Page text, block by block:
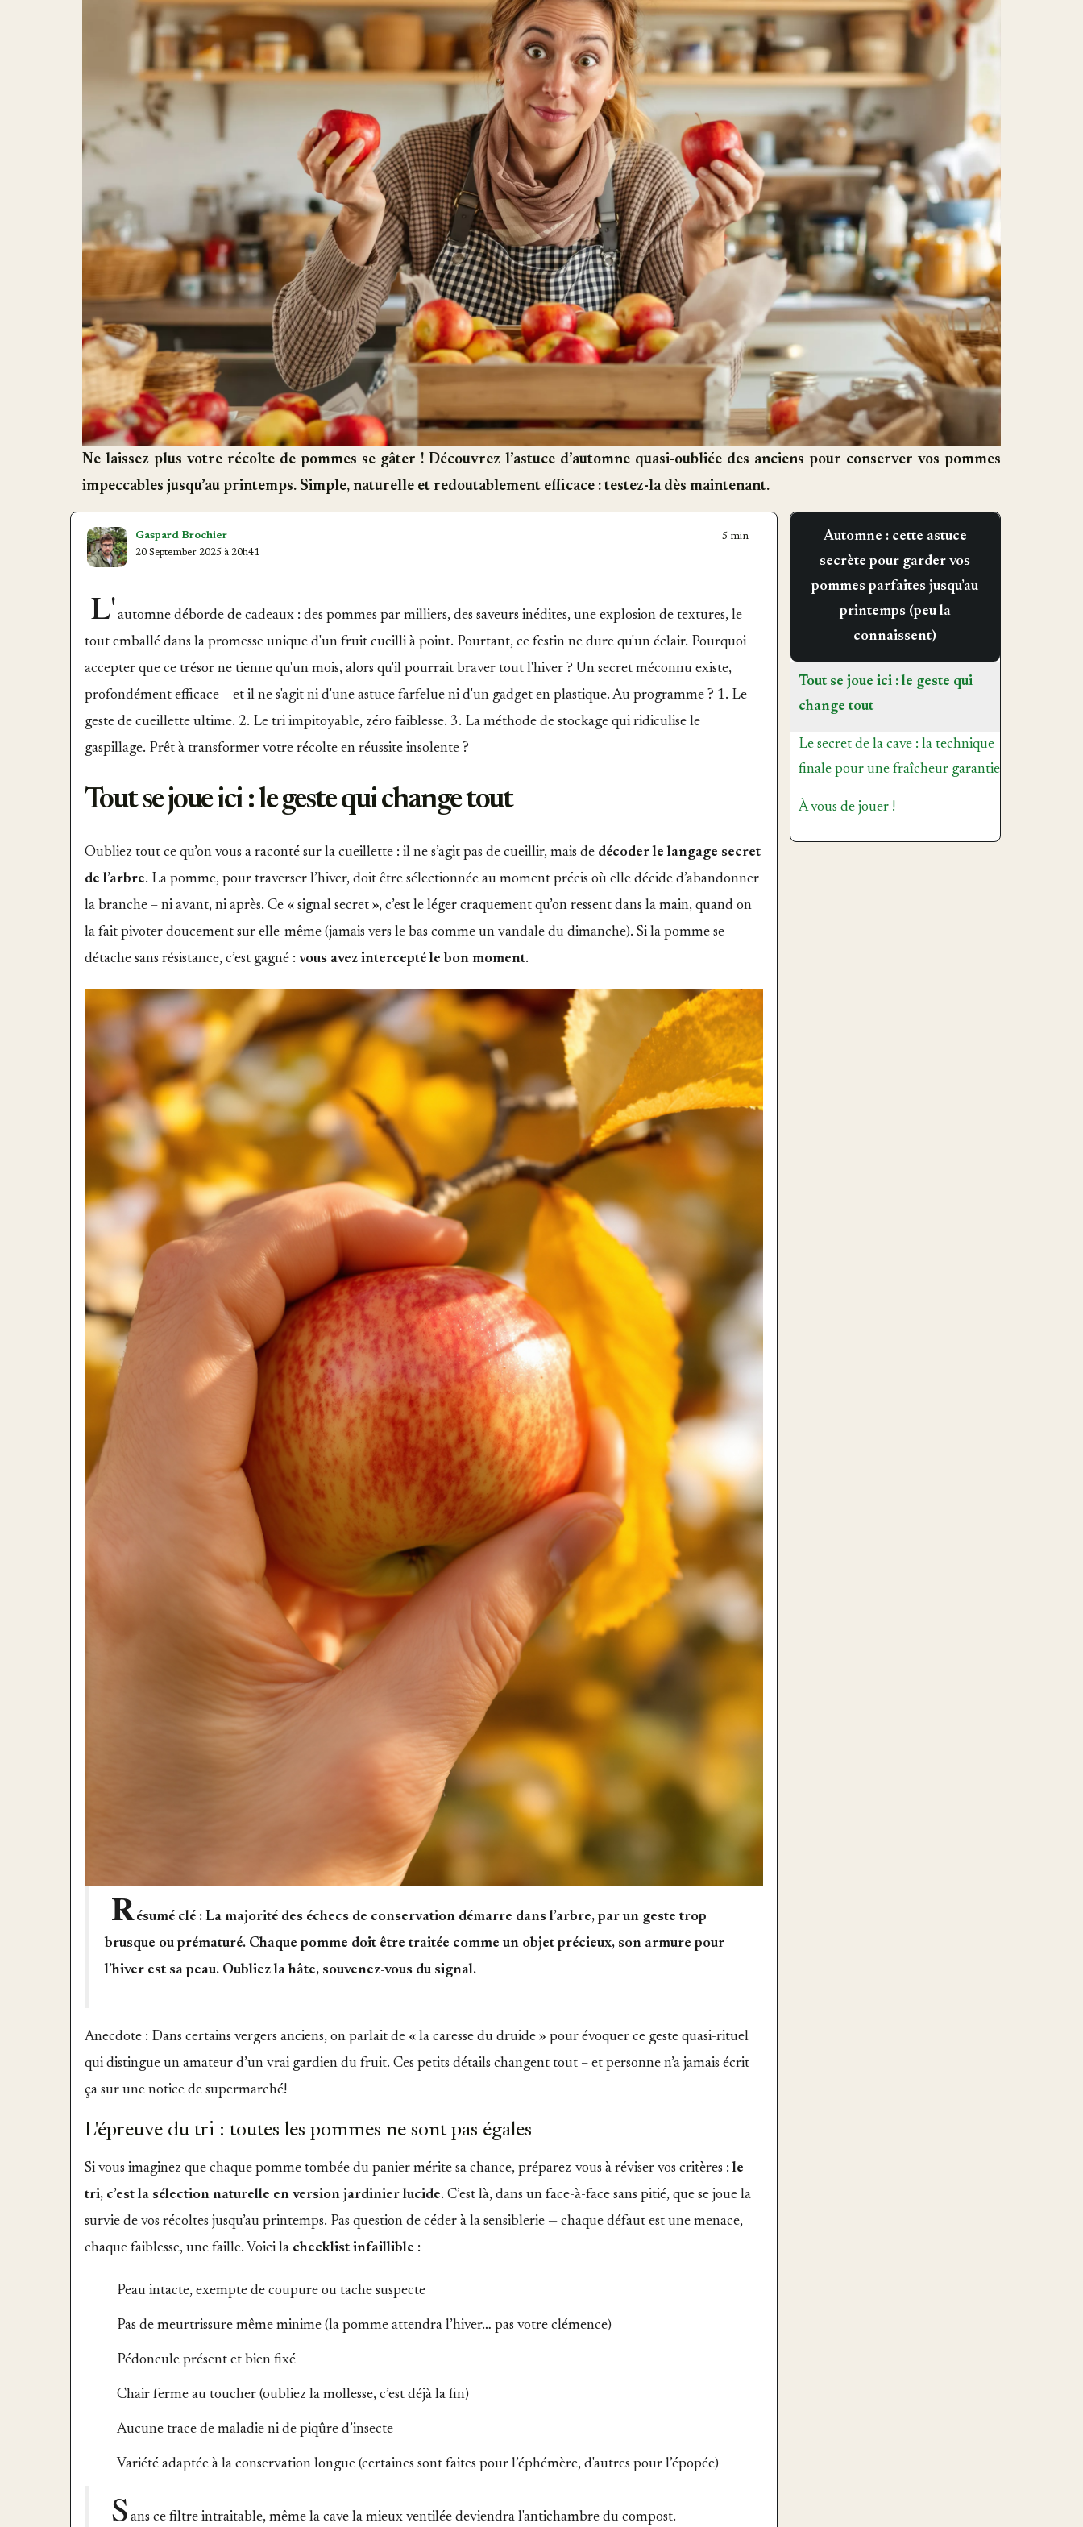
Ne laissez plus votre récolte de pommes se gâter ! Découvrez l’astuce d’automne quasi-oubliée des anciens pour conserver vos pommes
impeccables jusqu’au printemps. Simple, naturelle et redoutablement efficace : testez-la dès maintenant.
5 min
Gaspard Brochier
20 September 2025 à 20h41
L'automne déborde de cadeaux : des pommes par milliers, des saveurs inédites, une explosion de textures, le
tout emballé dans la promesse unique d'un fruit cueilli à point. Pourtant, ce festin ne dure qu'un éclair. Pourquoi
accepter que ce trésor ne tienne qu'un mois, alors qu'il pourrait braver tout l'hiver ? Un secret méconnu existe,
profondément efficace – et il ne s'agit ni d'une astuce farfelue ni d'un gadget en plastique. Au programme ? 1. Le
geste de cueillette ultime. 2. Le tri impitoyable, zéro faiblesse. 3. La méthode de stockage qui ridiculise le
gaspillage. Prêt à transformer votre récolte en réussite insolente ?
Tout se joue ici : le geste qui change tout
Oubliez tout ce qu’on vous a raconté sur la cueillette : il ne s’agit pas de cueillir, mais de décoder le langage secret
de l’arbre. La pomme, pour traverser l’hiver, doit être sélectionnée au moment précis où elle décide d’abandonner
la branche – ni avant, ni après. Ce « signal secret », c’est le léger craquement qu’on ressent dans la main, quand on
la fait pivoter doucement sur elle-même (jamais vers le bas comme un vandale du dimanche). Si la pomme se
détache sans résistance, c’est gagné : vous avez intercepté le bon moment.
Résumé clé : La majorité des échecs de conservation démarre dans l’arbre, par un geste trop
brusque ou prématuré. Chaque pomme doit être traitée comme un objet précieux, son armure pour
l’hiver est sa peau. Oubliez la hâte, souvenez-vous du signal.
Anecdote : Dans certains vergers anciens, on parlait de « la caresse du druide » pour évoquer ce geste quasi-rituel
qui distingue un amateur d’un vrai gardien du fruit. Ces petits détails changent tout – et personne n’a jamais écrit
ça sur une notice de supermarché!
L'épreuve du tri : toutes les pommes ne sont pas égales
Si vous imaginez que chaque pomme tombée du panier mérite sa chance, préparez-vous à réviser vos critères : le
tri, c’est la sélection naturelle en version jardinier lucide. C’est là, dans un face-à-face sans pitié, que se joue la
survie de vos récoltes jusqu’au printemps. Pas question de céder à la sensiblerie — chaque défaut est une menace,
chaque faiblesse, une faille. Voici la checklist infaillible :
Peau intacte, exempte de coupure ou tache suspecte
Pas de meurtrissure même minime (la pomme attendra l’hiver… pas votre clémence)
Pédoncule présent et bien fixé
Chair ferme au toucher (oubliez la mollesse, c’est déjà la fin)
Aucune trace de maladie ni de piqûre d’insecte
Variété adaptée à la conservation longue (certaines sont faites pour l’éphémère, d'autres pour l’épopée)
S ans ce filtre intraitable, même la cave la mieux ventilée deviendra l'antichambre du compost.
Automne : cette astuce
secrète pour garder vos
pommes parfaites jusqu’au
printemps (peu la
connaissent)
Tout se joue ici : le geste qui
change tout
Le secret de la cave : la technique
finale pour une fraîcheur garantie
À vous de jouer !